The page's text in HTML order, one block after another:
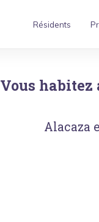
Résidents
Vous habitez
Alacaza